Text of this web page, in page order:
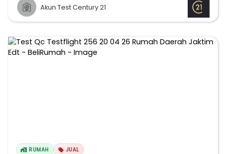
Akun Test Century 21
RUMAH JUAL